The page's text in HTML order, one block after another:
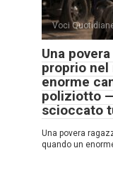
Voci
Una
proprio nel
enorme
poliziotto —
scioccato
Una povera
quando un